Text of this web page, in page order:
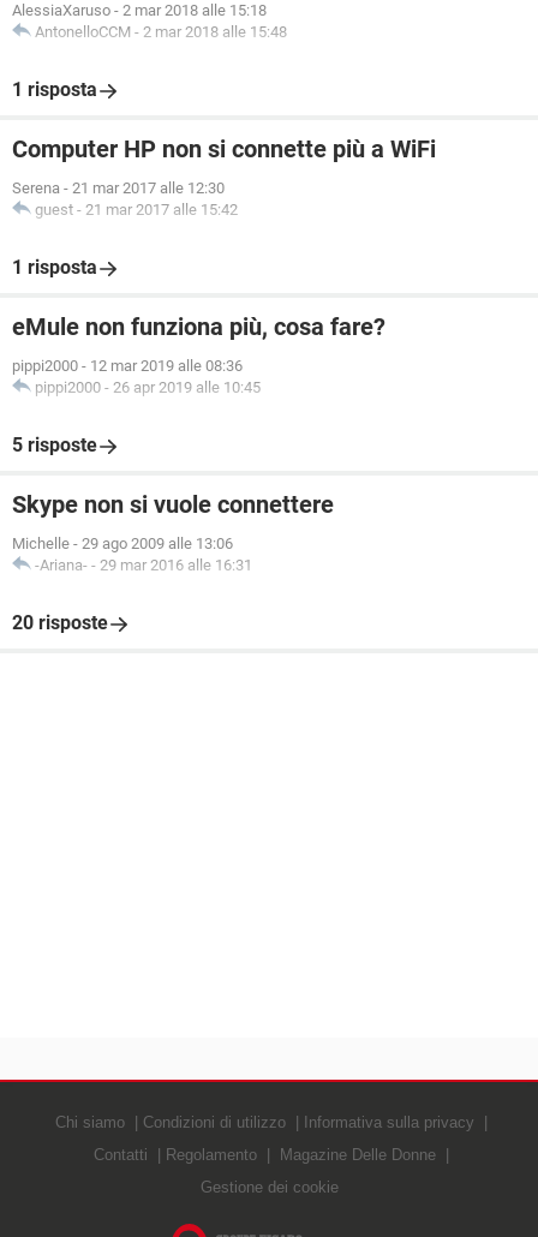
AlessiaXaruso - 2 mar 2018 alle 15:18
AntonelloCCM - 2 mar 2018 alle 15:48
1 risposta
Computer HP non si connette più a WiFi
Serena - 21 mar 2017 alle 12:30
guest - 21 mar 2017 alle 15:42
1 risposta
eMule non funziona più, cosa fare?
pippi2000 - 12 mar 2019 alle 08:36
pippi2000 - 26 apr 2019 alle 10:45
5 risposte
Skype non si vuole connettere
Michelle - 29 ago 2009 alle 13:06
-Ariana- - 29 mar 2016 alle 16:31
20 risposte
Chi siamo Condizioni di utilizzo
Informativa sulla privacy
Contatti
Regolamento
Magazine Delle Donne
Gestione dei cookie